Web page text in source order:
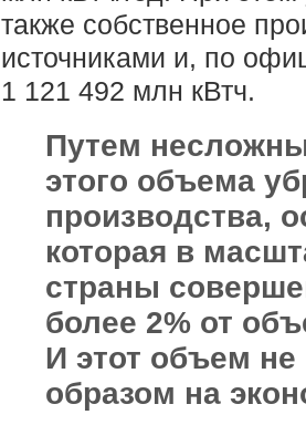
также собственное
источниками и, по
1 121 492 млн кВтч.
Путем
этого объема
производства,
которая в
страны
более 2% от
И этот объем
образом на